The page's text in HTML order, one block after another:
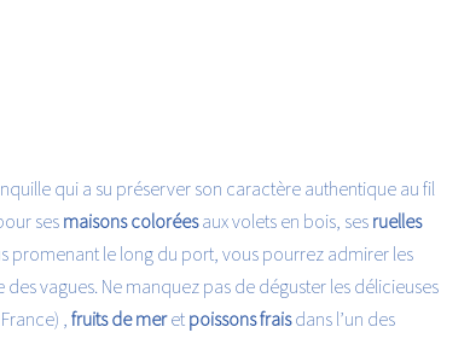
qui a su préserver son caractère authentique au fil
ses maisons coloréesaux volets en bois, ses ruelles
promenant le long du port, vous pourrez admirer les
vagues. Ne manquez pas de déguster les délicieuses
,fruits de meret poissons fraisdans l’un des